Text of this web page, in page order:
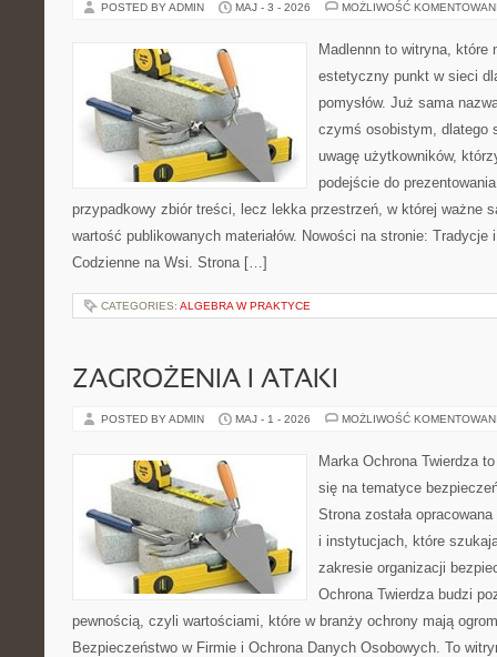
POSTED BY ADMIN MAJ - 3 - 2026 MOŻLIWOŚĆ
Madlennn to witryna, które
estetyczny punkt w sieci
pomysłów. Już sama
czymś osobistym, dlatego
uwagę użytkowników,
podejście do
przypadkowy zbiór treści, lecz lekka przestrzeń, w której ważne
wartość publikowanych materiałów. Nowości na stronie:
Codzienne na Wsi. Strona […]
CATEGORIES: ALGEBRA W PRAKTYCE
ZAGROŻENIA I ATAKI
POSTED BY ADMIN MAJ - 1 - 2026 MOŻLIWOŚĆ
Marka Ochrona Twierdza
się na tematyce
Strona została
i instytucjach, które
zakresie organizacji
Ochrona Twierdza budzi
pewnością, czyli wartościami, które w branży ochrony mają
Bezpieczeństwo w Firmie i Ochrona Danych Osobowych. To